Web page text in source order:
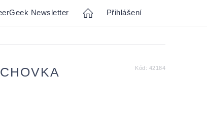
Newsletter Home Přihlášení
Kód: 42184